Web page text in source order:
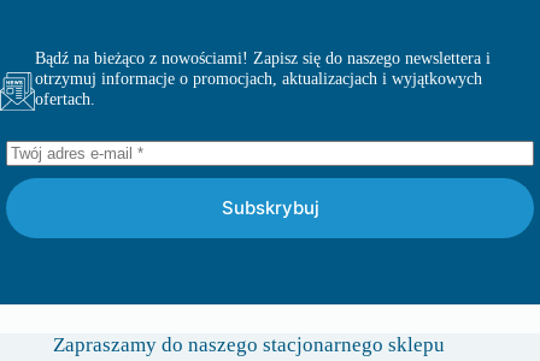
Bądź na bieżąco z nowościami! Zapisz się do naszego newslettera i
otrzymuj informacje o promocjach, aktualizacjach i wyjątkowych
ofertach.
Subskrybuj
Zapraszamy do naszego stacjonarnego sklepu